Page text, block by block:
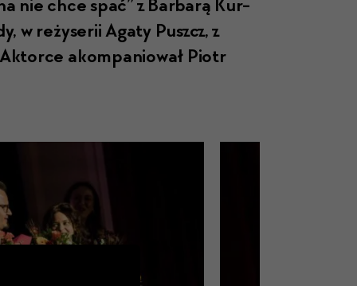
w reży­serii Agaty Puszcz, z
akom­pan­iował Piotr